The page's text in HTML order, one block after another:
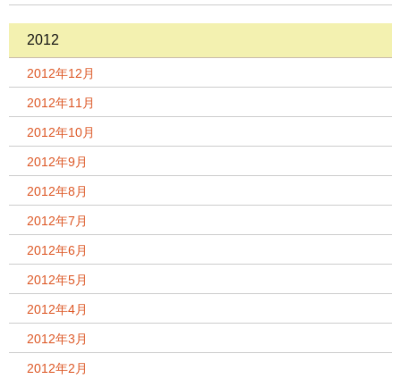
2012
2012年12月
2012年11月
2012年10月
2012年9月
2012年8月
2012年7月
2012年6月
2012年5月
2012年4月
2012年3月
2012年2月